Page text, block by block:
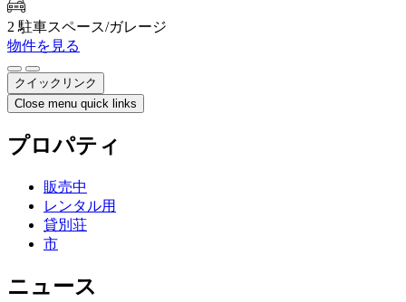
2 駐車スペース/ガレージ
物件を見る
クイックリンク
Close menu quick links
プロパティ
販売中
レンタル用
貸別荘
市
ニュース